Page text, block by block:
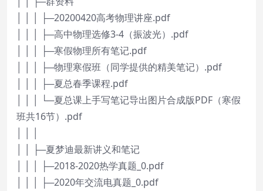
│ │ │ ├─20200420高考物理讲座.pdf
│ │ │ ├─高中物理选修3-4（振波光）.pdf
│ │ │ ├─寒假物理所有笔记.pdf
│ │ │ ├─物理寒假班（同学提供的精美笔记）.pdf
│ │ │ ├─夏总春季课程.pdf
│ │ │ └─夏总课上手写笔记导出图片合成版PDF（寒假
班共16节）.pdf
│ │ ├─夏梦迪最新讲义和笔记
│ │ │ ├─2018-2020热学真题_0.pdf
│ │ │ ├─2020年交流电真题_0.pdf